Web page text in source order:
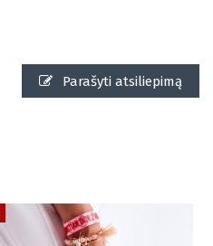
Parašyti atsiliepimą